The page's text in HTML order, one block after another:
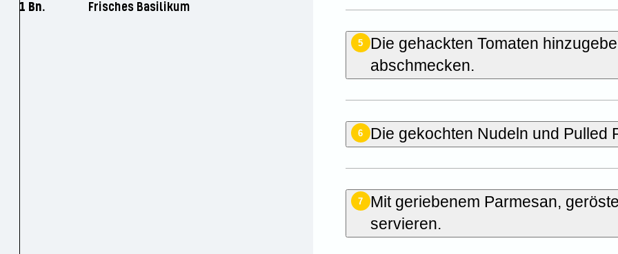
1 Bn.
Frisches Basilikum
5
Die gehackten Tomaten
abschmecken.
6 Die gekochten Nudeln und Pulled
7
Mit geriebenem Parmesan,
servieren.